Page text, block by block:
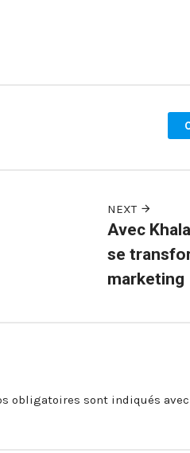
NEXT
Avec
se
marketing
obligatoires sont indiqués avec